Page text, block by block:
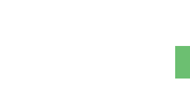
Community pro sú